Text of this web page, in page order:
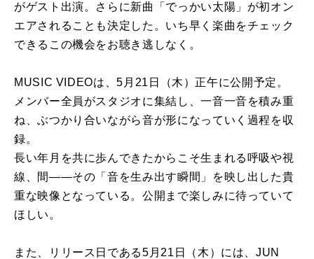
がゲスト出演。さらに新曲「でっかい太陽」が初オン
エアされることも決定した。いち早く楽曲をチェック
できるこの機会をお聴き逃しなく。
MUSIC VIDEOは、5月21日（木）正午に公開予定。
メンバー全員がスタジオに集結し、一音一音を積み重
ね、ぶつかり合いながら音が形になっていく過程を収
録。
長い年月を共に歩んできたからこそ生まれる呼吸や視
線、間――その「音を生み出す瞬間」を映し出した貴
重な映像となっている。公開まで楽しみに待っていて
ほしい。
また、リリース日である5月21日（木）には、JUN